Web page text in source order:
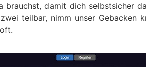
brauchst, damit dich selbstsicher
teilbar, nimm unser Gebacken